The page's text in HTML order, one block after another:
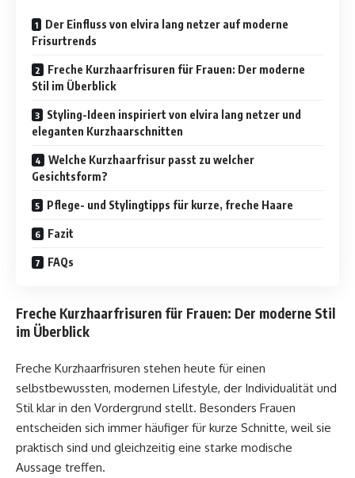
Der Einfluss von elvira lang netzer auf moderne
Frisurtrends
Freche Kurzhaarfrisuren für Frauen: Der moderne
Stil im Überblick
Styling-Ideen inspiriert von elvira lang netzer und
eleganten Kurzhaarschnitten
Welche Kurzhaarfrisur passt zu welcher
Gesichtsform?
Pflege- und Stylingtipps für kurze, freche Haare
Fazit
FAQs
Freche Kurzhaarfrisuren für Frauen: Der moderne Stil
im Überblick
Freche Kurzhaarfrisuren stehen heute für einen
selbstbewussten, modernen Lifestyle, der Individualität und
Stil klar in den Vordergrund stellt. Besonders Frauen
entscheiden sich immer häufiger für kurze Schnitte, weil sie
praktisch sind und gleichzeitig eine starke modische
Aussage treffen.